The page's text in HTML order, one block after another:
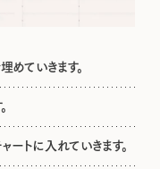
ていきます。
ートに入れていきます。